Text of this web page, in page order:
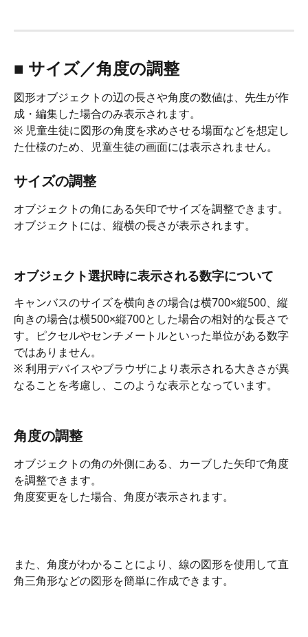
■ サイズ／角度の調整
図形オブジェクトの辺の長さや角度の数値は、先生が作
成・編集した場合のみ表示されます。
※ 児童生徒に図形の角度を求めさせる場面などを想定し
た仕様のため、児童生徒の画面には表示されません。
サイズの調整
オブジェクトの角にある矢印でサイズを調整できます。
オブジェクトには、縦横の長さが表示されます。
オブジェクト選択時に表示される数字について
キャンバスのサイズを横向きの場合は横700×縦500、縦
向きの場合は横500×縦700とした場合の相対的な長さで
す。ピクセルやセンチメートルといった単位がある数字
ではありません。
※ 利用デバイスやブラウザにより表示される大きさが異
なることを考慮し、このような表示となっています。
角度の調整
オブジェクトの角の外側にある、カーブした矢印で角度
を調整できます。
角度変更をした場合、角度が表示されます。
また、角度がわかることにより、線の図形を使用して直
角三角形などの図形を簡単に作成できます。